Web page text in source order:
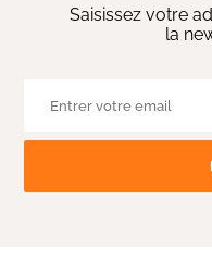
Saisissez votre
la